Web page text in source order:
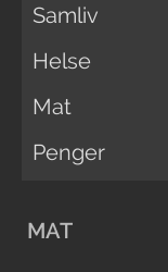
Samliv
Helse
Mat
Penger
MAT